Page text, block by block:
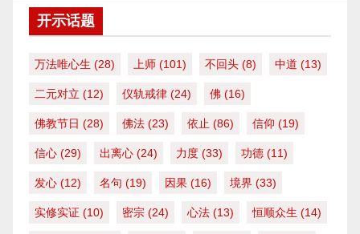
开示话题
万法唯心生 (28) 上师 (101) 不回头 (8) 中道 (13)
二元对立 (12) 仪轨戒律 (24) 佛 (16)
佛教节日 (28) 佛法 (23) 依止 (86) 信仰 (19)
信心 (29) 出离心 (24) 力度 (33) 功德 (11)
发心 (12) 名句 (19) 因果 (16) 境界 (33)
实修实证 (10) 密宗 (24) 心法 (13) 恒顺众生 (14)